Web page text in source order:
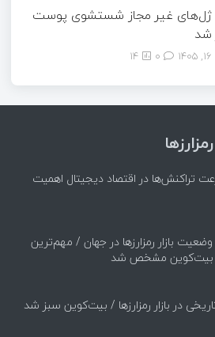
ژل‌های غیر مجاز شستشوی پوست
شد
14
تراکنش‌ها در اقتصاد دیجیتال اهمیت
بازار رمزارزها در جهان / مهم‌ترین
بیت‌کوین مشخص شد
در بازار رمزارزها / بیت‌کوین سبز شد